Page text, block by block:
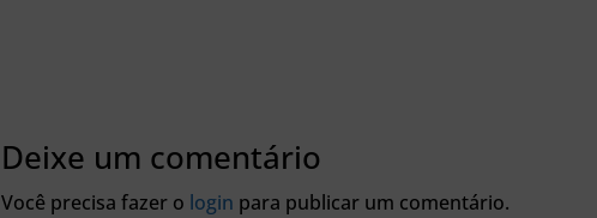
Deixe um comentário
Você precisa fazer o login para publicar um comentário.